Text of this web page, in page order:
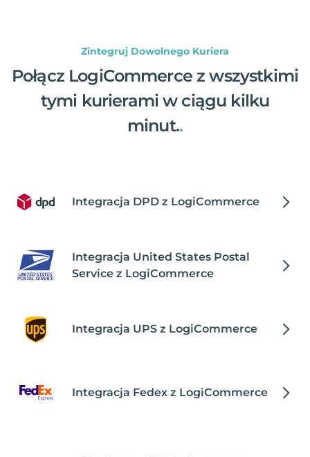
Zintegruj Dowolnego Kuriera
Połącz LogiCommerce z wszystkimi
tymi kurierami w ciągu kilku
minut..
Integracja DPD z LogiCommerce
Integracja United States Postal
Service z LogiCommerce
Integracja UPS z LogiCommerce
Integracja Fedex z LogiCommerce